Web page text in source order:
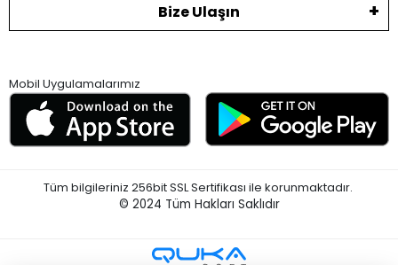
Bize Ulaşın
Mobil Uygulamalarımız
Tüm bilgileriniz 256bit SSL Sertifikası ile korunmaktadır.
© 2024 Tüm Hakları Saklıdır